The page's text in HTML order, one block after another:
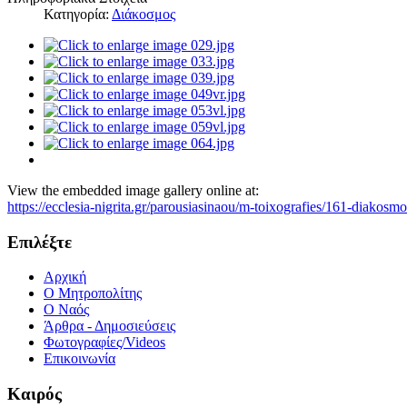
Κατηγορία: Διάκοσμος
View the embedded image gallery online at:
https://ecclesia-nigrita.gr/parousiasinaou/m-toixografies/161-
Επιλέξτε
Αρχική
Ο Μητροπολίτης
O Ναός
Άρθρα - Δημοσιεύσεις
Φωτογραφίες/Videos
Επικοινωνία
Καιρός